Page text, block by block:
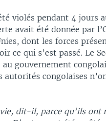
violés pendant 4 jours
avait été donnée par
dont les forces
ce qui s’est passé. Le
gouvernement
autorités congolaises
dit-il, parce qu’ils ont